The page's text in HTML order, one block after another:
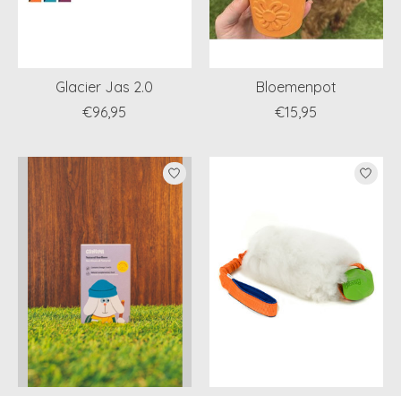
Glacier Jas 2.0
€96,95
Bloemenpot
€15,95